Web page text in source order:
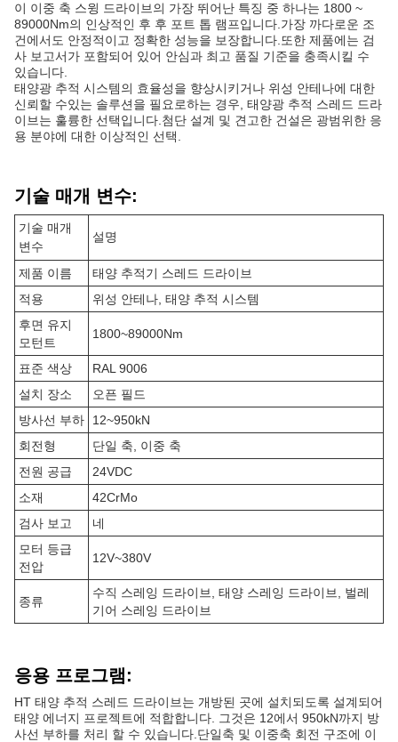
이 이중 축 스윙 드라이브의 가장 뛰어난 특징 중 하나는 1800 ~
89000Nm의 인상적인 후 후 포트 톱 램프입니다.가장 까다로운 조
건에서도 안정적이고 정확한 성능을 보장합니다.또한 제품에는 검
사 보고서가 포함되어 있어 안심과 최고 품질 기준을 충족시킬 수
있습니다.
태양광 추적 시스템의 효율성을 향상시키거나 위성 안테나에 대한
신뢰할 수있는 솔루션을 필요로하는 경우, 태양광 추적 스레드 드라
이브는 훌륭한 선택입니다.첨단 설계 및 견고한 건설은 광범위한 응
용 분야에 대한 이상적인 선택.
기술 매개 변수:
기술 매개
변수
설명
제품 이름
태양 추적기 스레드 드라이브
적용
위성 안테나, 태양 추적 시스템
후면 유지
모턴트
1800~89000Nm
표준 색상
RAL 9006
설치 장소
오픈 필드
방사선 부하
12~950kN
회전형
단일 축, 이중 축
전원 공급
24VDC
소재
42CrMo
검사 보고
네
모터 등급
전압
12V~380V
종류
수직 스레잉 드라이브, 태양 스레잉 드라이브, 벌레
기어 스레잉 드라이브
응용 프로그램:
HT 태양 추적 스레드 드라이브는 개방된 곳에 설치되도록 설계되어
태양 에너지 프로젝트에 적합합니다. 그것은 12에서 950kN까지 방
사선 부하를 처리 할 수 있습니다.단일축 및 이중축 회전 구조에 이